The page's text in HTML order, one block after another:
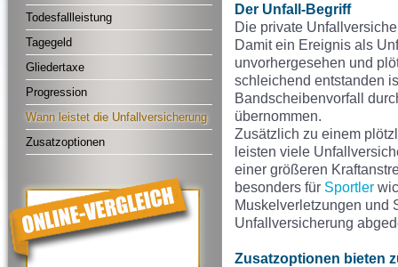
Todesfallleistung
Tagegeld
Gliedertaxe
Progression
Wann leistet die Unfallversicherung
Zusatzoptionen
Der Unfall-Begriff
Die private
Damit ein Ereignis als
unvorhergesehen und
schleichend entstanden
Bandscheibenvorfall
übernommen.
Zusätzlich zu einem
leisten viele
einer größeren
besonders für Sportler
Muskelverletzungen und
Unfallversicherung
Zusatzoptionen bieten